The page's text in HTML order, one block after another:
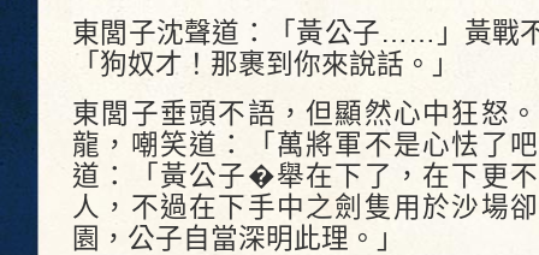
東閭子沈聲道：「黃公子……」黃戰
「狗奴才！那裹到你來說話。」
東閭子垂頭不語，但顯然心中狂怒
龍，嘲笑道：「萬將軍不是心怯了
道：「黃公子�舉在下了，在下更
人，不過在下手中之劍隻用於沙場
園，公子自當深明此理。」